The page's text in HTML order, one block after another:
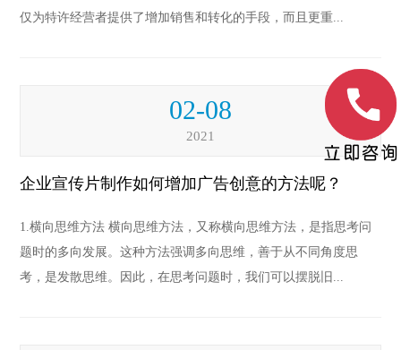
仅为特许经营者提供了增加销售和转化的手段，而且更重...
02-08
2021
企业宣传片制作如何增加广告创意的方法呢？
1.横向思维方法 横向思维方法，又称横向思维方法，是指思考问
题时的多向发展。这种方法强调多向思维，善于从不同角度思
考，是发散思维。因此，在思考问题时，我们可以摆脱旧...